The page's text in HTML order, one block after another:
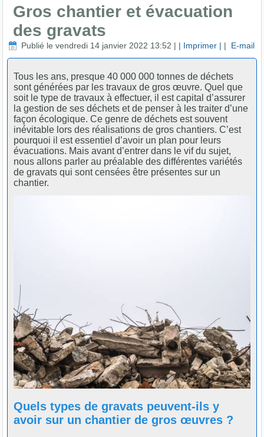
Gros chantier et évacuation
des gravats
Publié le vendredi 14 janvier 2022 13:52 | | Imprimer | | E-mail
Tous les ans, presque 40 000 000 tonnes de déchets
sont générées par les travaux de gros œuvre. Quel que
soit le type de travaux à effectuer, il est capital d’assurer
la gestion de ses déchets et de penser à les traiter d’une
façon écologique. Ce genre de déchets est souvent
inévitable lors des réalisations de gros chantiers. C’est
pourquoi il est essentiel d’avoir un plan pour leurs
évacuations. Mais avant d’entrer dans le vif du sujet,
nous allons parler au préalable des différentes variétés
de gravats qui sont censées être présentes sur un
chantier.
Quels types de gravats peuvent-ils y
avoir sur un chantier de gros œuvres ?